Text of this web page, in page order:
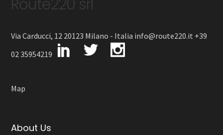
Route220 srl
Via Carducci, 12 20123 Milano - Italia info@route220.it +39
02 35954219
Map
About Us